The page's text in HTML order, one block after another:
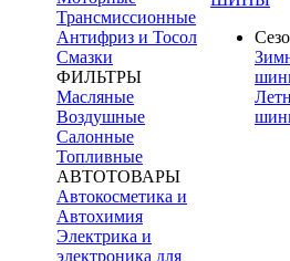
Трансмиссионные
Антифриз и Тосол
Смазки
ФИЛЬТРЫ
Масляные
Воздушные
Салонные
Топливные
АВТОТОВАРЫ
Автокосметика и
Автохимия
Электрика и
электроника для